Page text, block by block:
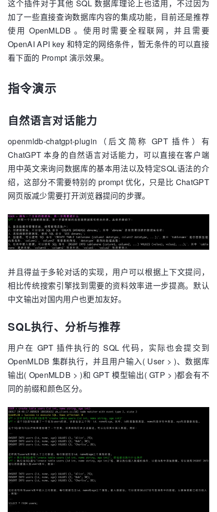
这个插件对于其他 SQL 数据库理论上也适用，不过因为
加了一些直接查询数据库内容的集成功能，目前还是推荐
使用 OpenMLDB 。使用时需要全程联网，并且需要
OpenAI API key 和特定的网络条件，暂无条件的可以直接
看下面的 Prompt 演示效果。
指令演示
自然语言对话能力
openmldb-chatgpt-plugin（后文简称 GPT 插件）有
ChatGPT 本身的自然语言对话能力，可以直接在客户端
用中英文来询问数据库的基本用法以及特定SQL语法的介
绍，这部分不需要特别的 prompt 优化，只是比 ChatGPT
网页版减少需要打开浏览器提问的步骤。
并且得益于多轮对话的实现，用户可以根据上下文提问，
相比传统搜索引擎找到需要的资料效率进一步提高。默认
中文输出对国内用户也更加友好。
SQL执行、分析与推荐
用户在 GPT 插件执行的 SQL 代码，实际也会提交到
OpenMLDB 集群执行，并且用户输入( User > )、数据库
输出( OpenMLDB > )和 GPT 模型输出( GTP > )都会有不
同的前缀和颜色区分。